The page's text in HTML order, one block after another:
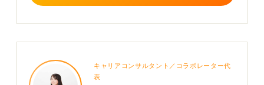
業務理解を深めると同時に、自己PRのエピソードとして
目的や成長欲を持って自分のペースで参加しよう
キャリアコンサルタント／コラボレーター代
表